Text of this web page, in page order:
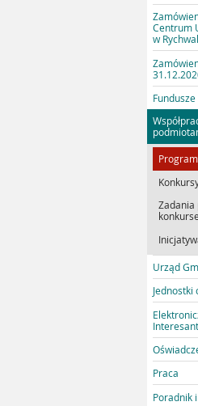
Centrum
w
Zadania
Urząd
Jednostki
Praca
Poradnik